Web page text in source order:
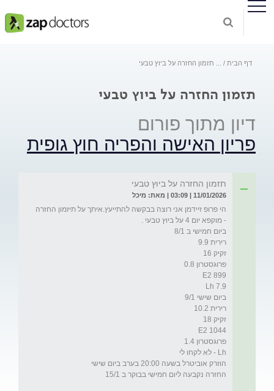
דף הבית תזמון החזרה על ביוץ טבעי
תזמון החזרה על ביוץ טבעי
דיון מתוך פורום
פריון האישה והפריה חוץ גופית
תזמון החזרה על ביוץ טבעי
11/01/2026 | 03:09 | מאת: מיכל
הי פרופ זיידמן אני רוצה בבקשה להתייעץ.איתך על תיזמון החזרה